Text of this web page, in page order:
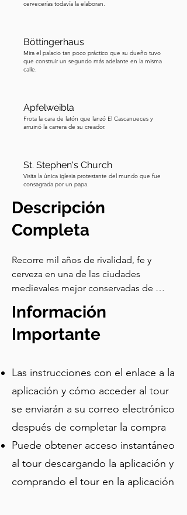
cervecerías todavía la elaboran.
Böttingerhaus
Mira el palacio tan poco práctico que su dueño tuvo
que construir un segundo más adelante en la misma
calle.
Apfelweibla
Frota la cara de latón que lanzó El Cascanueces y
arruinó la carrera de su creador.
St. Stephen's Church
Visita la única iglesia protestante del mundo que fue
consagrada por un papa.
Descripción
Completa
Recorre mil años de rivalidad, fe y
cerveza en una de las ciudades
medievales mejor conservadas de
autoguiado por Bamberg cubre 20
paradas a lo largo del casco antiguo,
catalogado por la UNESCO, desde la
colina de la catedral de los obispos,
contando la historia de dos
comunidades que compartieron una
ciudad pero nunca dejaron de pelear
por ella. Comienza en cualquier
momento, detente para disfrutar de
una cerveza ahumada y sigue a tu
propio ritmo.
Información
Importante
Las instrucciones con el enlace a la
aplicación y cómo acceder al tour
se enviarán a su correo electrónico
después de completar la compra
Puede obtener acceso instantáneo
al tour descargando la aplicación y
comprando el tour en la aplicación